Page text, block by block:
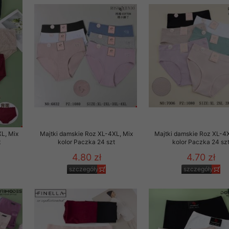
Mix
Majtki damskie Roz XL-4XL, Mix
kolor Paczka 24 szt
4.80 zł
szczegóły
Majtki damskie Roz XL-
kolor Paczka 24
4.70 zł
szczegóły
sierpnia 1997 r. o
przechowujemy na
jedynie uprawnieni
danych w celu
osobom trzecim,
na podstawie
na komputerze Klienta
naszej oferty do
internetowej
tych plików
na komputerze